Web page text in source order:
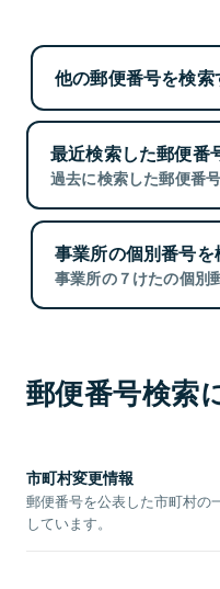
他の郵便番号を検索
最近検索した郵便番
過去に検索した郵便番
事業所の個別番号を
事業所の７けたの個別
郵便番号検索
市町村変更情報
郵便番号を公表した市町村の
しています。